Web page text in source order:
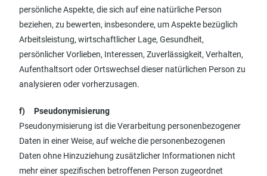
persönliche Aspekte, die sich auf eine natürliche Person
beziehen, zu bewerten, insbesondere, um Aspekte bezüglich
Arbeitsleistung, wirtschaftlicher Lage, Gesundheit,
persönlicher Vorlieben, Interessen, Zuverlässigkeit, Verhalten,
Aufenthaltsort oder Ortswechsel dieser natürlichen Person zu
analysieren oder vorherzusagen.
f) Pseudonymisierung
Pseudonymisierung ist die Verarbeitung personenbezogener
Daten in einer Weise, auf welche die personenbezogenen
Daten ohne Hinzuziehung zusätzlicher Informationen nicht
mehr einer spezifischen betroffenen Person zugeordnet